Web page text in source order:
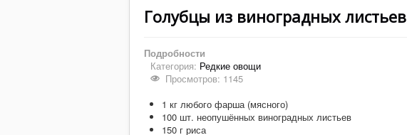
Голубцы из виноградных листьев
Подробности
Категория: Редкие овощи
Просмотров: 1145
1 кг любого фарша (мясного)
100 шт. неопушённых виноградных листьев
150 г риса